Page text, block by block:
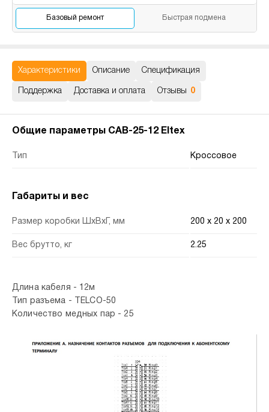
Базовый ремонт Быстрая подмена
Характеристики Описание Спецификация
Поддержка Доставка и оплата Отзывы 0
Общие параметры CAB-25-12 Eltex
Тип Кроссовое
Габариты и вес
Размер коробки ШхВхГ, мм 200 x 20 x 200
Вес брутто, кг 2.25
Длина кабеля - 12м
Тип разъема - TELCO-50
Количество медных пар - 25